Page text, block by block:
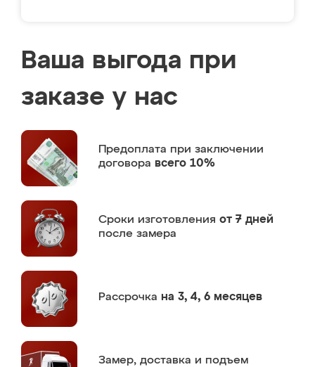
Ваша выгода при
заказе у нас
Предоплата при заключении
договора всего 10%
Сроки изготовления от 7 дней
после замера
Рассрочка на 3, 4, 6 месяцев
Замер, доставка и подъем